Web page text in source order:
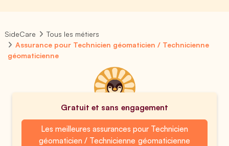
SideCare
Tous les métiers
Assurance pour Technicien géomaticien / Technicienne
géomaticienne
Gratuit et sans engagement
Les meilleures assurances pour Technicien
géomaticien / Technicienne géomaticienne